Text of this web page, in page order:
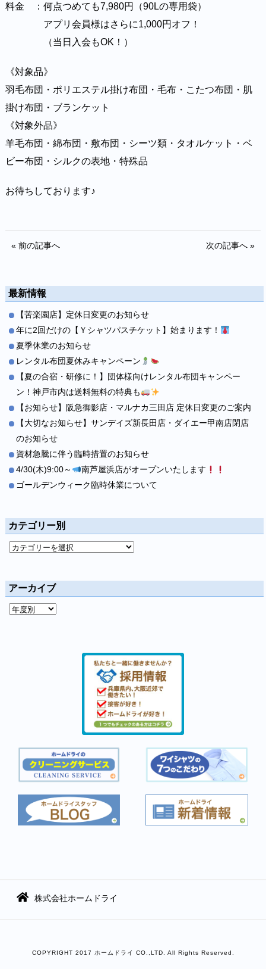
料金 ：何点つめても7,980円（90Lの専用袋）
アプリ会員様はさらに1,000円オフ！
（当日入会もOK！）
《対象品》
羽毛布団・ポリエステル掛け布団・毛布・こたつ布団・肌
掛け布団・ブランケット
《対象外品》
羊毛布団・綿布団・敷布団・シーツ類・タオルケット・ベ
ビー布団・シルクの表地・特殊品
お待ちしております♪
« 前の記事へ 次の記事へ »
最新情報
【苦楽園店】定休日変更のお知らせ
年に2回だけの【Ｙシャツパスチケット】始まります！
夏季休業のお知らせ
レンタル布団夏休みキャンペーン
【夏の合宿・研修に！】団体様向けレンタル布団キャンペー
ン！神戸市内は送料無料の特典も
【お知らせ】阪急御影店・マルナカ三田店 定休日変更のご案内
【大切なお知らせ】サンデイズ新長田店・ダイエー甲南店閉店
のお知らせ
資材急騰に伴う臨時措置のお知らせ
4/30(木)9:00～
南芦屋浜店がオープンいたします
ゴールデンウィーク臨時休業について
カテゴリー別
アーカイブ
株式会社ホームドライ
COPYRIGHT 2017 ホームドライ CO.,LTD. All Rights Reserved.